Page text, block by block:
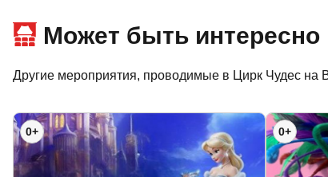
Может быть интересно
Другие мероприятия, проводимые в Цирк Чудес на
0+ 0+